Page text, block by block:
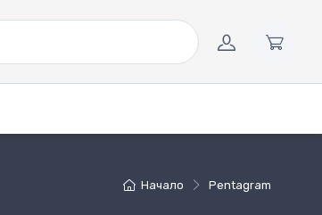
Начало Pentagram